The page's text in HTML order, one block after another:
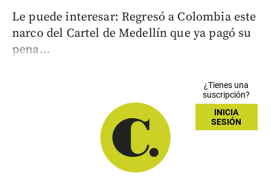
Le puede interesar: Regresó a Colombia este
narco del Cartel de Medellín que ya pagó su
pena...
¿Tienes una
suscripción?
INICIA
SESIÓN